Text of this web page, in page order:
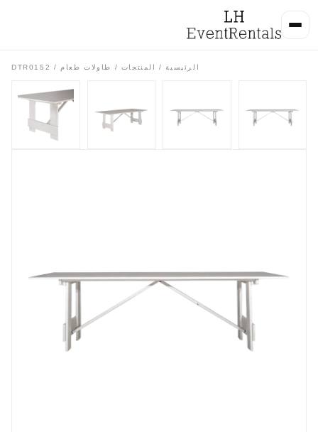
الرئيسية/ المنتجات / طاولات طعام / DTR0152